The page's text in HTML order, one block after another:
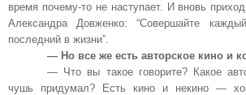
время почему-то не наступает. И вновь
Александра Довженко: “Совершайте
последний в жизни”.
— Но все же есть авторское кино и
— Что вы такое говорите? Какое
чушь придумал? Есть кино и некино —